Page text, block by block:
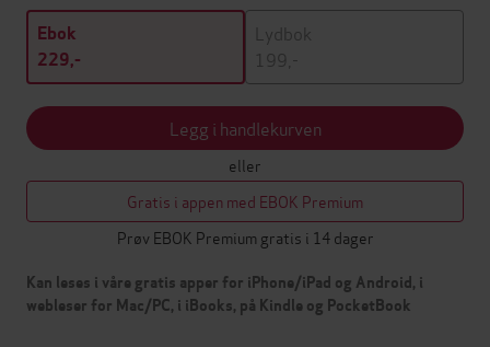
Ebok
229,-
Lydbok
199,-
Legg i handlekurven
eller
Gratis i appen med EBOK Premium
Prøv EBOK Premium gratis i 14 dager
Kan leses i våre gratis apper for iPhone/iPad og Android, i
webleser for Mac/PC, i iBooks, på Kindle og PocketBook